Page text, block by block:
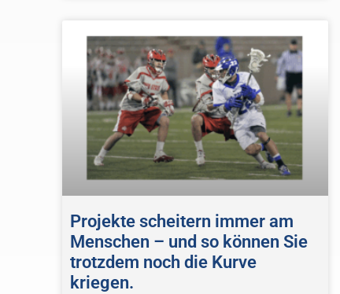
Projekte scheitern immer am
Menschen – und so können Sie
trotzdem noch die Kurve
kriegen.